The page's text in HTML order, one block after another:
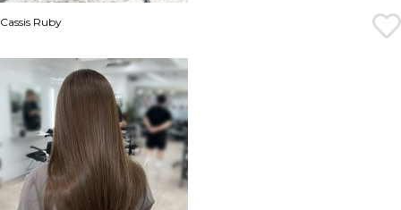
Cassis Ruby